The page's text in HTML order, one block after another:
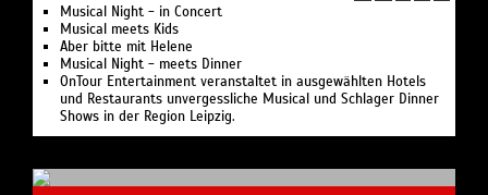
Musical Night - in Concert
Musical meets Kids
Aber bitte mit Helene
Musical Night - meets Dinner
OnTour Entertainment veranstaltet in ausgewählten Hotels
und Restaurants unvergessliche Musical und Schlager Dinner
Shows in der Region Leipzig.